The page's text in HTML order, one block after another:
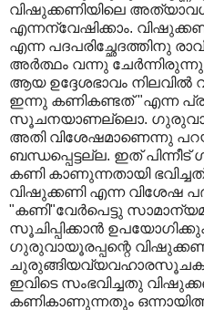
വിഷുക്കണിയിലെ
എന്നന്വേഷിക്കാം.
എന്ന പദപരിച്ഛേദത്തിനു
അര്‍ത്ഥം വന്നു
ആയ ഉദ്ദേശഭാവം
ഇന്നു കണികണ്ടത്‌ "എന്ന
സൂചനയാണല്ലൊ.
അതി വിശേഷമാണെന്നു
ബന്ധപ്പെട്ടല്ല. ഇത്‌
കണി കാണുന്നതായി
വിഷുക്കണി എന്ന വിശേഷ
"കണി"വേര്‍പെട്ടു
സൂചിപ്പിക്കാന്‍
ഗുരുവായൂരപ്പന്റെ
ഇവിടെ സംഭവിച്ചതു
കണികാണുന്നതും